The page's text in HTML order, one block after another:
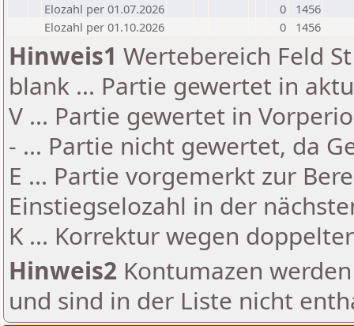
Elozahl per 01.07.2026
0
1456
Elozahl per 01.10.2026
0 1456
Hinweis1 Wertebereich Feld
blank ... Partie gewertet in
V ... Partie gewertet in
- ... Partie nicht gewertet, da
E ... Partie vorgemerkt zur
Einstiegselozahl in der
K ... Korrektur wegen
Hinweis2 Kontumazen
und sind in der Liste nicht